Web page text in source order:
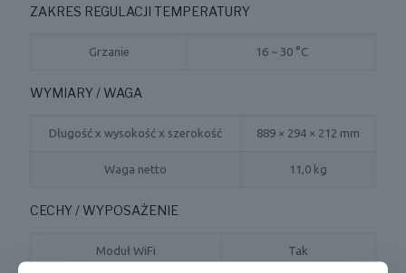
ZAKRES REGULACJI TEMPERATURY
Grzanie 16 ~ 30 °C
WYMIARY / WAGA
Długość x wysokość x szerokość 889 × 294 × 212 mm
Waga netto 11,0 kg
CECHY / WYPOSAŻENIE
Moduł WiFi Tak